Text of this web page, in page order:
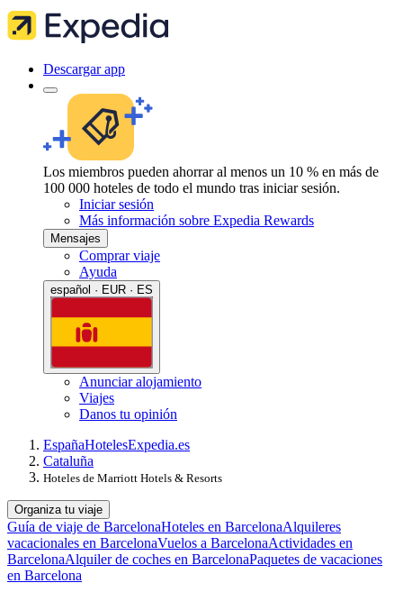
Descargar app
Los miembros pueden ahorrar al menos un 10 % en más de
100 000 hoteles de todo el mundo tras iniciar sesión.
Iniciar sesión
Más información sobre Expedia Rewards
Mensajes
Comprar viaje
Ayuda
español · EUR · ES
Anunciar alojamiento
Viajes
Danos tu opinión
EspañaHotelesExpedia.es
Cataluña
Hoteles de Marriott Hotels & Resorts
Organiza tu viaje
Guía de viaje de BarcelonaHoteles en BarcelonaAlquileres
vacacionales en BarcelonaVuelos a BarcelonaActividades en
BarcelonaAlquiler de coches en BarcelonaPaquetes de vacaciones
en Barcelona